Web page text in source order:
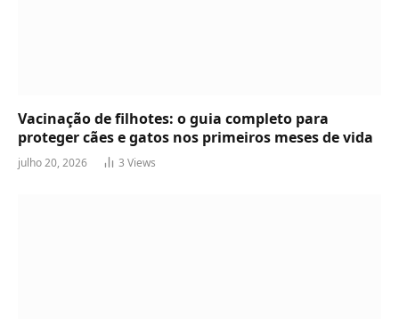
Vacinação de filhotes: o guia completo para
proteger cães e gatos nos primeiros meses de vida
julho 20, 2026 3 Views